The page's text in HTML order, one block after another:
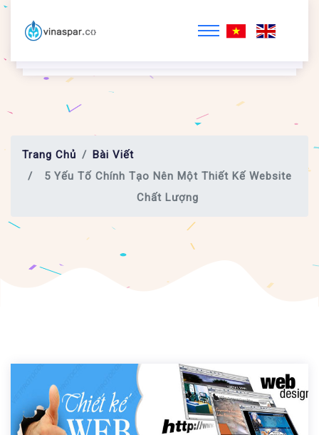
Trang Chủ
Bài Viết
5 Yếu Tố Chính Tạo Nên Một Thiết Kế Website
Chất Lượng